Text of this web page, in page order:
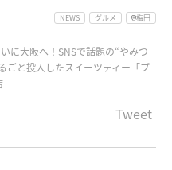
NEWS グルメ 梅田
に大阪へ！SNSで話題の“やみつ
ごと投入したスイーツティー「プ
Tweet